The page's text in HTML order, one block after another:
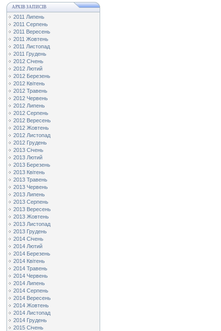
АРХІВ ЗАПИСІВ
2011 Липень
2011 Серпень
2011 Вересень
2011 Жовтень
2011 Листопад
2011 Грудень
2012 Січень
2012 Лютий
2012 Березень
2012 Квітень
2012 Травень
2012 Червень
2012 Липень
2012 Серпень
2012 Вересень
2012 Жовтень
2012 Листопад
2012 Грудень
2013 Січень
2013 Лютий
2013 Березень
2013 Квітень
2013 Травень
2013 Червень
2013 Липень
2013 Серпень
2013 Вересень
2013 Жовтень
2013 Листопад
2013 Грудень
2014 Січень
2014 Лютий
2014 Березень
2014 Квітень
2014 Травень
2014 Червень
2014 Липень
2014 Серпень
2014 Вересень
2014 Жовтень
2014 Листопад
2014 Грудень
2015 Січень